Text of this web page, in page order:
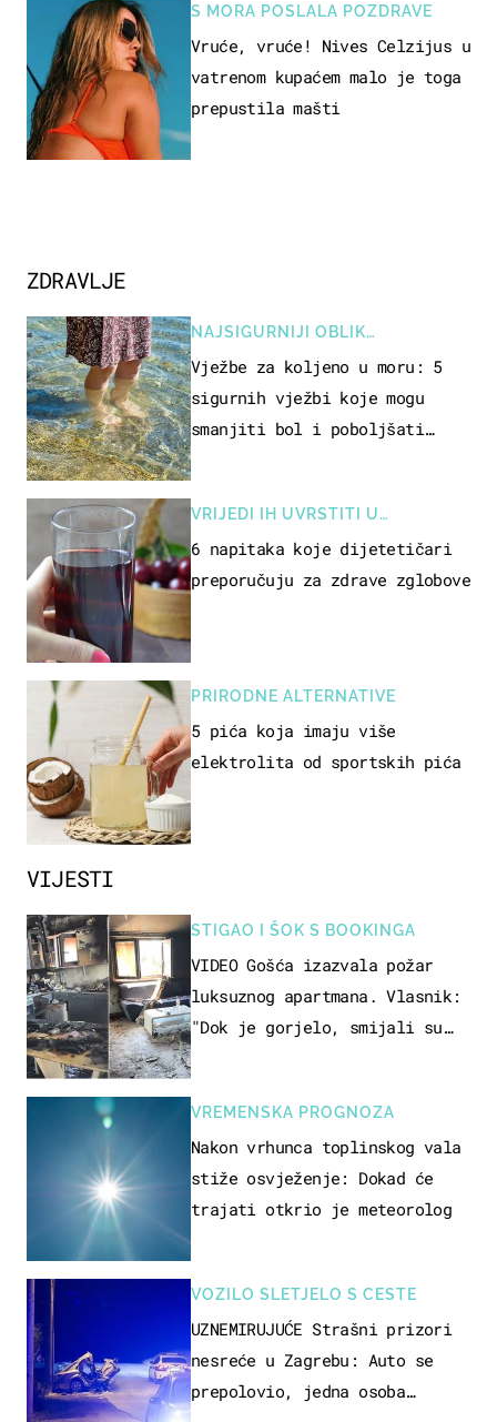
VIJESTI
STIGAO I ŠOK S BOOKINGA
VIDEO Gošća izazvala požar
luksuznog apartmana. Vlasnik:
"Dok je gorjelo, smijali su
VREMENSKA PROGNOZA
Nakon vrhunca toplinskog vala
stiže osvježenje: Dokad će
trajati otkrio je meteorolog
VOZILO SLETJELO S CESTE
UZNEMIRUJUĆE Strašni prizori
nesreće u Zagrebu: Auto se
prepolovio, jedna osoba
S MORA POSLALA POZDRAVE
Vruće, vruće! Nives Celzijus u
vatrenom kupaćem malo je toga
prepustila mašti
ZDRAVLJE
NAJSIGURNIJI OBLIK
REKREACIJE
Vježbe za koljeno u moru: 5
sigurnih vježbi koje mogu
smanjiti bol i poboljšati
VRIJEDI IH UVRSTITI U
PREHRANU
6 napitaka koje dijetetičari
preporučuju za zdrave zglobove
PRIRODNE ALTERNATIVE
5 pića koja imaju više
elektrolita od sportskih pića